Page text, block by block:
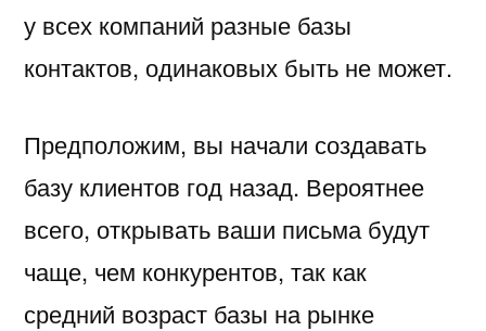
у всех компаний разные базы
контактов, одинаковых быть не может.
Предположим, вы начали создавать
базу клиентов год назад. Вероятнее
всего, открывать ваши письма будут
чаще, чем конкурентов, так как
средний возраст базы на рынке